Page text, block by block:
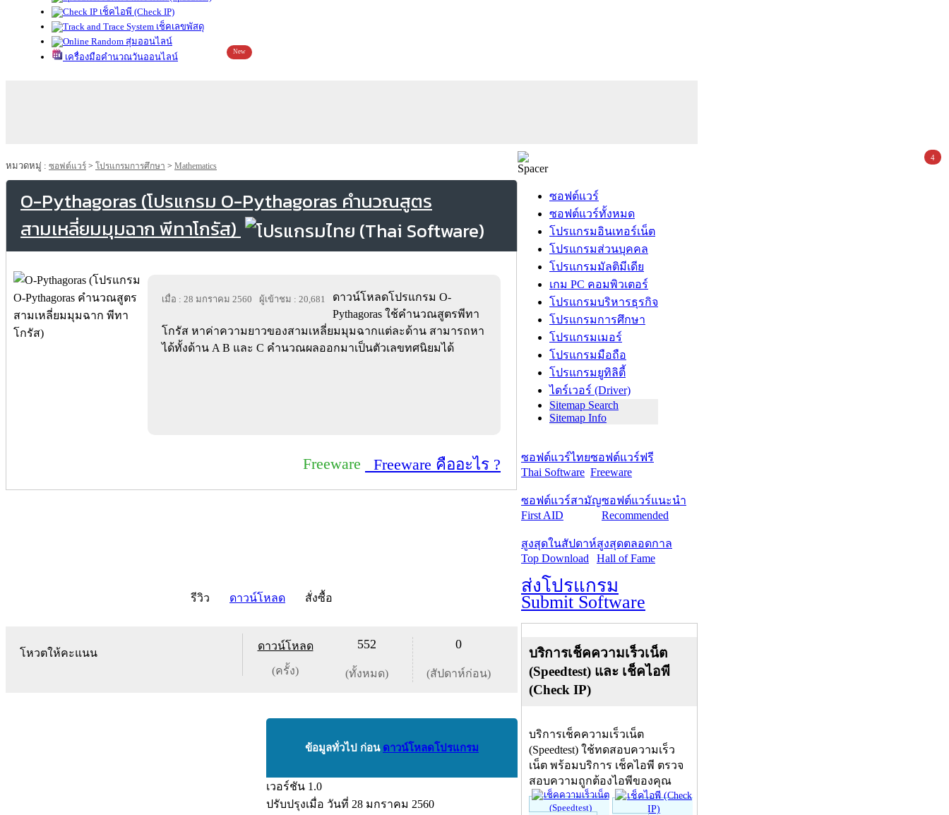
เช็คไอพี (Check IP)
เช็คเลขพัสดุ
สุ่มออนไลน์
เครื่องมือคำนวณวันออนไลน์
New
หมวดหมู่ : ซอฟต์แวร์ > โปรแกรมการศึกษา > Mathematics
O-Pythagoras (โปรแกรม O-Pythagoras คำนวณสูตร
สามเหลี่ยมมุมฉาก พีทาโกรัส)
เมื่อ : 28 มกราคม 2560 ผู้เข้าชม : 20,681
ดาวน์โหลดโปรแกรม O-
Pythagoras ใช้คำนวณสูตรพีทา
โกรัส หาค่าความยาวของสามเหลี่ยมมุมฉากแต่ละด้าน สามารถหา
ได้ทั้งด้าน A B และ C คำนวณผลออกมาเป็นตัวเลขทศนิยมได้
Freeware Freeware คืออะไร ?
รีวิว ดาวน์โหลด สั่งซื้อ
โหวตให้คะแนน
ดาวน์โหลด
(ครั้ง)
552
(ทั้งหมด)
0
(สัปดาห์ก่อน)
ข้อมูลทั่วไป ก่อน ดาวน์โหลดโปรแกรม
เวอร์ชัน 1.0
ปรับปรุงเมื่อ วันที่ 28 มกราคม 2560
ซอฟต์แวร์
ซอฟต์แวร์ทั้งหมด
โปรแกรมอินเทอร์เน็ต
โปรแกรมส่วนบุคคล
โปรแกรมมัลติมีเดีย
เกม PC คอมพิวเตอร์
โปรแกรมบริหารธุรกิจ
โปรแกรมการศึกษา
โปรแกรมเมอร์
โปรแกรมมือถือ
โปรแกรมยูทิลิตี้
ไดร์เวอร์ (Driver)
Sitemap Search
Sitemap Info
ซอฟต์แวร์ไทย
Thai Software
ซอฟต์แวร์ฟรี
Freeware
ซอฟต์แวร์สามัญ
First AID
ซอฟต์แวร์แนะนำ
Recommended
สูงสุดในสัปดาห์
Top Download
สูงสุดตลอดกาล
Hall of Fame
ส่งโปรแกรม
Submit Software
บริการเช็คความเร็วเน็ต
(Speedtest) และ เช็คไอพี
(Check IP)
บริการเช็คความเร็วเน็ต
(Speedtest) ใช้ทดสอบความเร็ว
เน็ต พร้อมบริการ เช็คไอพี ตรวจ
สอบความถูกต้องไอพีของคุณ
4